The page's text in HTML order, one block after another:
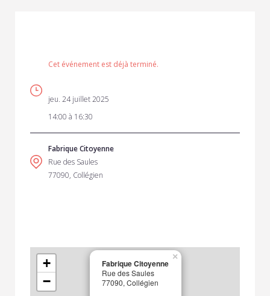
Cet événement est déjà terminé.
jeu. 24 juillet 2025
14:00 à 16:30
Fabrique Citoyenne
Rue des Saules
77090, Collégien
Fabrique Citoyenne
Rue des Saules
77090, Collégien
×
+
−